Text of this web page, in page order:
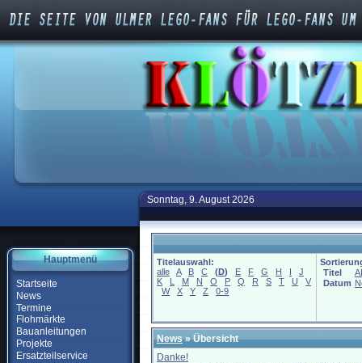
Hauptmenü
Startseite
News
Termine
Flohmärkte
Bauanleitungen
Projekte
Ersatzteilservice
Sonntag, 9. August 2026
Titelauswahl:
alle
A B C (D) E F G H I
J
K
L M N O P Q R S T U
V
W
X Y Z 0-9
Titel
Datum
News» Übersicht
Danke!